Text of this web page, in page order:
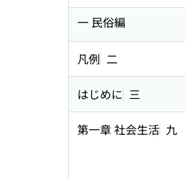
一 民俗編
凡例 二
はじめに 三
第一章 社会生活 九